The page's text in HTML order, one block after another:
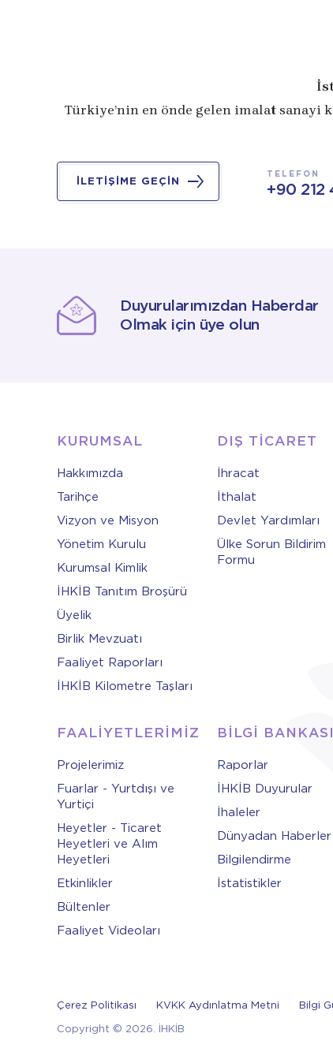
Türkiye’nin en önde gelen imalat
İLETİŞİME GEÇİN
TELEFON
+90
Duyurularımızdan Haberdar
Olmak için üye olun
KURUMSAL
Hakkımızda
Tarihçe
Vizyon ve Misyon
Yönetim Kurulu
Kurumsal Kimlik
İHKİB Tanıtım Broşürü
Üyelik
Birlik Mevzuatı
Faaliyet Raporları
İHKİB Kilometre Taşları
DIŞ TİCARET
İhracat
İthalat
Devlet Yardımları
Ülke Sorun Bildirim
Formu
FAALİYETLERİMİZ
Projelerimiz
Fuarlar - Yurtdışı ve
Yurtiçi
Heyetler - Ticaret
Heyetleri ve Alım
Heyetleri
Etkinlikler
Bültenler
Faaliyet Videoları
BİLGİ BANKASI
Raporlar
İHKİB Duyurular
İhaleler
Dünyadan Haberler
Bilgilendirme
İstatistikler
Çerez Politikası KVKK Aydınlatma Metni
Bilgi
Copyright © 2026. İHKİB